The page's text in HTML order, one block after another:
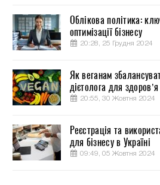
Облікова політика:
оптимізації бізнесу
20:28, 25 Грудня 2024
Як веганам
дієтолога для здоров’я
20:55, 30 Жовтня 2024
Реєстрація та
для бізнесу в Україні
09:49, 05 Жовтня 2024